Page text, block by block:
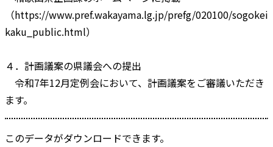
（https://www.pref.wakayama.lg.jp/prefg/020100/sogokei
kaku_public.html）
４．計画議案の県議会への提出
令和7年12月定例会において、計画議案をご審議いただき
ます。
このデータがダウンロードできます。